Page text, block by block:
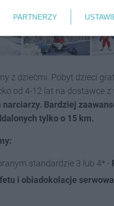
z dziećmi. Pobyt dzieci
od 4-12 lat na dostawce
narciarzy. Bardziej
tylko o 15 km.
standardzie 3 lub 4* -
i obiadokolacje
PARTNERZY